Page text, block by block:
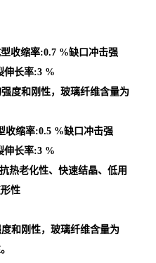
收缩率:0.7 %缺口冲击强
伸长率:3 %
度和刚性，玻璃纤维含量为
收缩率:0.5 %缺口冲击强
伸长率:3 %
热老化性、快速结晶、低用
性
和刚性，玻璃纤维含量为